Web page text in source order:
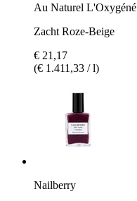
Au Naturel L'Oxygéné
Zacht Roze-Beige
€ 21,17
(€ 1.411,33 / l)
Nailberry